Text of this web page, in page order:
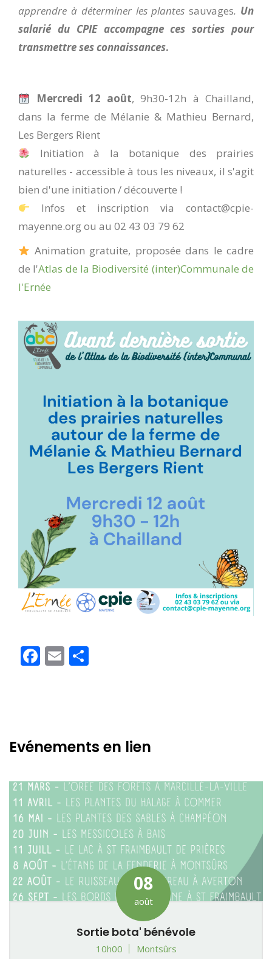
apprendre à déterminer les plantes sauvages. Un
salarié du CPIE accompagne ces sorties pour
transmettre ses connaissances.
Mercredi 12 août, 9h30-12h à Chailland,
dans la ferme de Mélanie & Mathieu Bernard,
Les Bergers Rient
Initiation à la botanique des prairies
naturelles - accessible à tous les niveaux, il s'agit
bien d'une initiation / découverte !
Infos et inscription via contact@cpie-
mayenne.org ou au 02 43 03 79 62
Animation gratuite, proposée dans le cadre
de l'Atlas de la Biodiversité (inter)Communale de
l'Ernée
Facebook
Email
Evénements en lien
08
août
Sortie bota' bénévole
10h00 Montsûrs